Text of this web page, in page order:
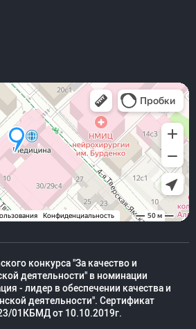
конкурса "За качество и
деятельности" в номинации
- лидер в обеспечении качества и
деятельности". Сертификат
01КБМД от 10.10.2019г.